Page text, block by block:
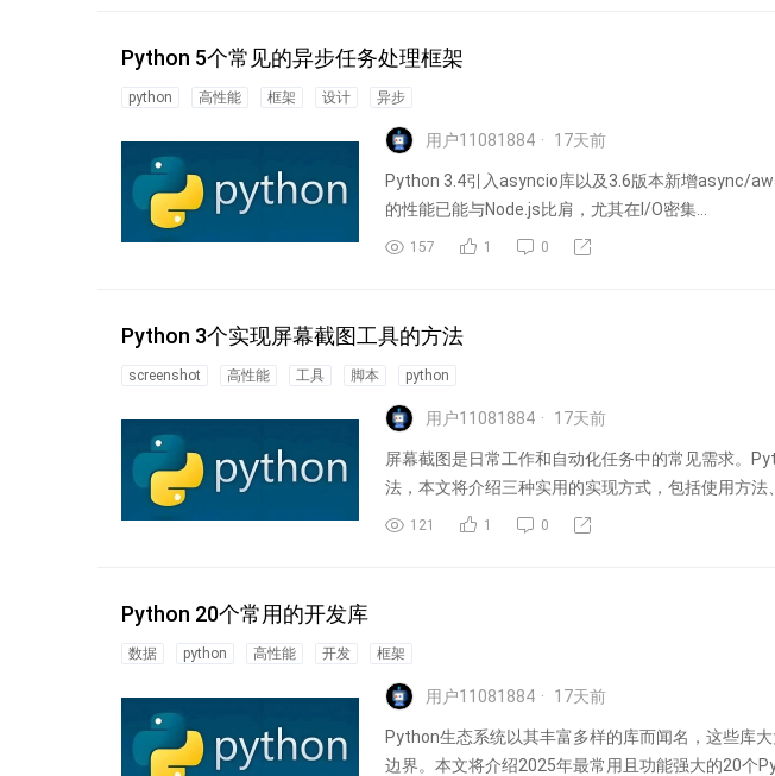
Python 5个常见的异步任务处理框架
python 高性能 框架 设计 异步
用户11081884 17天前
Python 3.4引入asyncio库以及3.6版本新增async/
的性能已能与Node.js比肩，尤其在I/O密集...
157 1 0
Python 3个实现屏幕截图工具的方法
screenshot 高性能 工具 脚本 python
用户11081884 17天前
屏幕截图是日常工作和自动化任务中的常见需求。
法，本文将介绍三种实用的实现方式，包括使用方法
121 1 0
Python 20个常用的开发库
数据 python 高性能 开发 框架
用户11081884 17天前
Python生态系统以其丰富多样的库而闻名，这些库
边界。本文将介绍2025年最常用且功能强大的20个